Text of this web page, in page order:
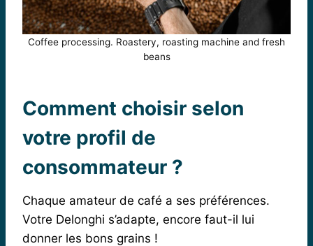
Coffee processing. Roastery, roasting machine and fresh
beans
Comment choisir selon
votre profil de
consommateur ?
Chaque amateur de café a ses préférences.
Votre Delonghi s’adapte, encore faut-il lui
donner les bons grains !